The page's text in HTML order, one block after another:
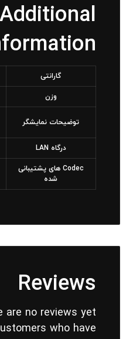
Additional
گارانتی
وزن
توضیحات نمایشگر
درگاه LAN
Codec های پشتیبانی
شده
Reviews
are no reviews yet.
who have